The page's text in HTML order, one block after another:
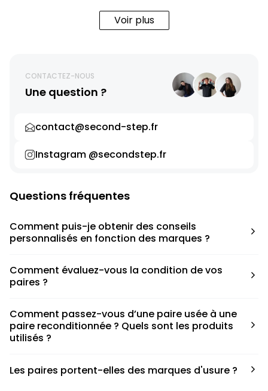
Voir plus
CONTACTEZ-NOUS
Une question ?
contact@second-step.fr
Instagram @secondstep.fr
Questions fréquentes
Comment puis-je obtenir des conseils
personnalisés en fonction des marques ?
pour déterminer la taille appropriée, que ce soit une taille
en dessous, au-dessus ou correspondant à votre taille
Comment évaluez-vous la condition de vos
paires ?
défauts spécifiques de chaque paire.
Comment passez-vous d’une paire usée à une
paire reconditionnée ? Quels sont les produits
utilisés ?
ont fait de cette passion leur métier afin de reconditionner
Les paires portent-elles des marques d'usure ?